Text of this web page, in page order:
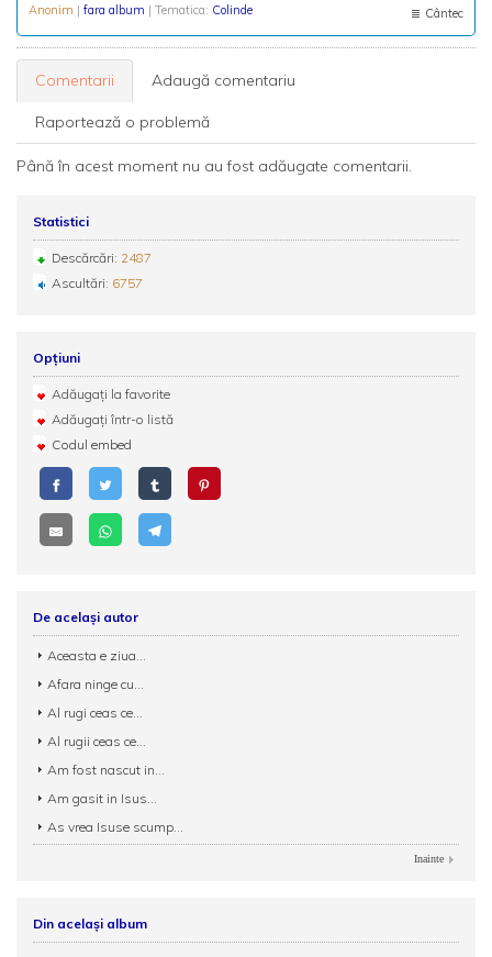
Anonim | fara album | Tematica: Colinde Cântec
Comentarii Adaugă comentariu
Raportează o problemă
Până în acest moment nu au fost adăugate comentarii.
Statistici
Descărcări: 2487
Ascultări: 6757
Opțiuni
Adăugați la favorite
Adăugați într-o listă
Codul embed
De același autor
Aceasta e ziua...
Afara ninge cu...
Al rugi ceas ce...
Al rugii ceas ce...
Am fost nascut in...
Am gasit in Isus...
As vrea Isuse scump...
Inainte
Din același album